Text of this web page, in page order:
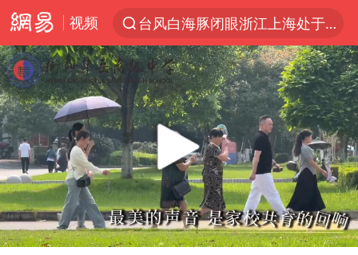
视频
台风白海豚闭眼浙江上海处于危险半圆
“China Cool”火了，老外爱上中国避暑游
香港宏福苑火灾或由烟头引起
浙江台州《告全体市民书》
以媒：穆杰塔巴被紧急送医情况危急
多所高校取消艺考
云南一地村民过火把节意外灼伤16人
张本智和：零封向鹏不意外
Play
00:00 00:51